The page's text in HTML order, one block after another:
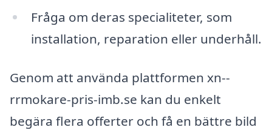
Fråga om deras specialiteter, som
installation, reparation eller underhåll.
Genom att använda plattformen xn--
rrmokare-pris-imb.se kan du enkelt
begära flera offerter och få en bättre bild